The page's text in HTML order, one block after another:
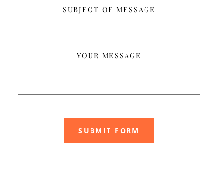
SUBMIT FORM